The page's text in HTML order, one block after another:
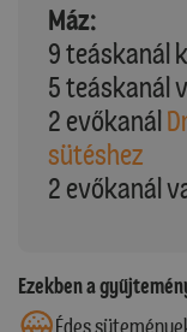
Máz:
9 teáskanál
5 teáskanál
2 evőkanál
sütéshez
2 evőkanál
Ezekben a